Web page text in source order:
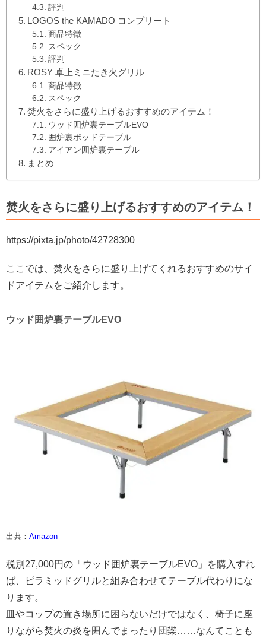
評判
LOGOS the KAMADO コンプリート
商品特徴
スペック
評判
ROSY 卓上ミニたき火グリル
商品特徴
スペック
焚火をさらに盛り上げるおすすめのアイテム！
ウッド囲炉裏テーブルEVO
囲炉裏ポッドテーブル
アイアン囲炉裏テーブル
まとめ
焚火をさらに盛り上げるおすすめのアイテム！
https://pixta.jp/photo/42728300
ここでは、焚火をさらに盛り上げてくれるおすすめのサイ
ドアイテムをご紹介します。
ウッド囲炉裏テーブルEVO
出典： Amazon
税別27,000円の「ウッド囲炉裏テーブルEVO」を購入すれ
ば、ピラミッドグリルと組み合わせてテーブル代わりにな
ります。
皿やコップの置き場所に困らないだけではなく、椅子に座
りながら焚火の炎を囲んでまったり団欒……なんてことも